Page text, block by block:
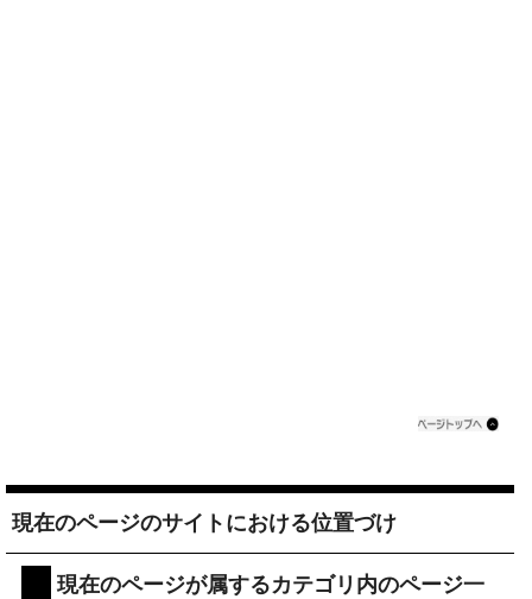
現在のページのサイトにおける位置づけ
現在のページが属するカテゴリ内のページ一